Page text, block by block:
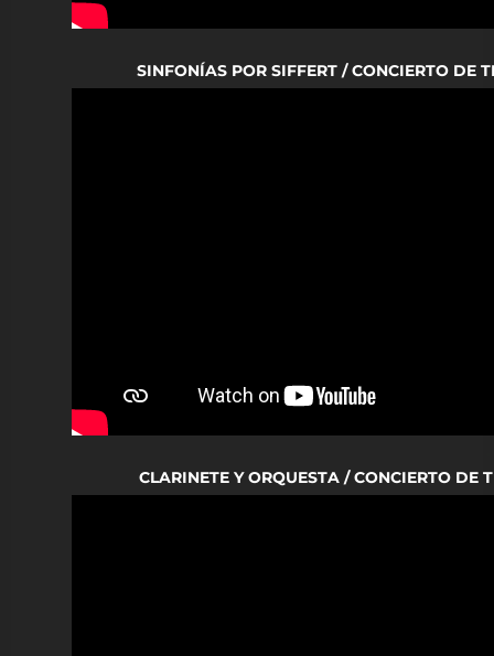
SINFONÍAS POR SIFFERT / CONCIERTO DE
CLARINETE Y ORQUESTA / CONCIERTO DE